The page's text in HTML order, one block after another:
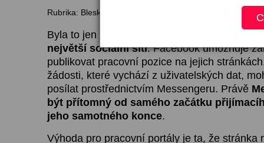
Rubrika: Bleskovky
Byla to jen otázka času, ale ani
největší sociální síti. Facebook umožňuje
publikovat pracovní pozice na jejich
žádosti, které vychází z uživatelských dat,
posílat prostřednictvím Messengeru. Právě
být přítomný od samého začátku
jeho samotného konce.
Výhoda pro pracovní portály je ta, že stránka